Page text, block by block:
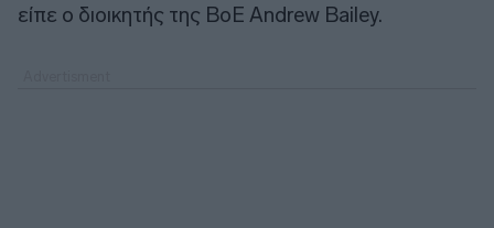
είπε ο διοικητής της BoE Andrew Bailey.